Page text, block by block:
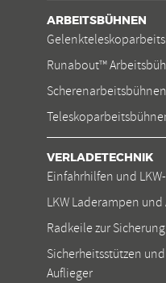
ARBEITSBÜHNEN
Runabout™
Scherenarbeitsbühnen
VERLADETECHNIK
Einfahrhilfen und
LKW Laderampen
Radkeile zur
Sicherheitsstützen
Auflieger